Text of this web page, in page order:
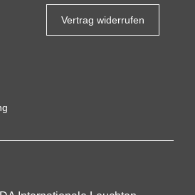
Vertrag widerrufen